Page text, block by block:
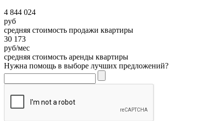
4 844 024
руб
средняя стоимость продажи квартиры
30 173
руб/мес
средняя стоимость аренды квартиры
Нужна помощь в выборе лучших предложений?